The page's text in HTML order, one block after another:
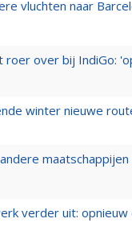
vluchten naar
roer over bij IndiGo:
winter nieuwe
verder uit: